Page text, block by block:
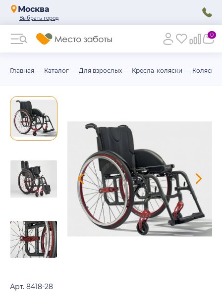
Москва
0
Главная Каталог Для взрослых Кресла-коляски Коляски
Арт. 8418-28